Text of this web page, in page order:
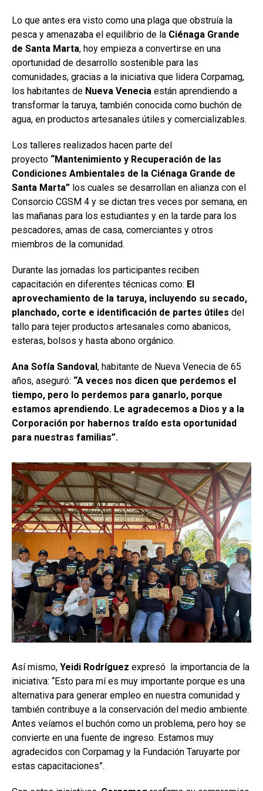
Lo que antes era visto como una plaga que obstruía la
pesca y amenazaba el equilibrio de la Ciénaga Grande
de Santa Marta, hoy empieza a convertirse en una
oportunidad de desarrollo sostenible para las
comunidades, gracias a la iniciativa que lidera Corpamag,
los habitantes de Nueva Venecia están aprendiendo a
transformar la taruya, también conocida como buchón de
agua, en productos artesanales útiles y comercializables.
Los talleres realizados hacen parte del
proyecto “Mantenimiento y Recuperación de las
Condiciones Ambientales de la Ciénaga Grande de
Santa Marta” los cuales se desarrollan en alianza con el
Consorcio CGSM 4 y se dictan tres veces por semana, en
las mañanas para los estudiantes y en la tarde para los
pescadores, amas de casa, comerciantes y otros
miembros de la comunidad.
Durante las jornadas los participantes reciben
capacitación en diferentes técnicas como: El
aprovechamiento de la taruya, incluyendo su secado,
planchado, corte e identificación de partes útiles del
tallo para tejer productos artesanales como abanicos,
esteras, bolsos y hasta abono orgánico.
Ana Sofía Sandoval, habitante de Nueva Venecia de 65
años, aseguró: “A veces nos dicen que perdemos el
tiempo, pero lo perdemos para ganarlo, porque
estamos aprendiendo. Le agradecemos a Dios y a la
Corporación por habernos traído esta oportunidad
para nuestras familias”.
Así mismo, Yeidi Rodríguez expresó la importancia de la
iniciativa: “Esto para mí es muy importante porque es una
alternativa para generar empleo en nuestra comunidad y
también contribuye a la conservación del medio ambiente.
Antes veíamos el buchón como un problema, pero hoy se
convierte en una fuente de ingreso. Estamos muy
agradecidos con Corpamag y la Fundación Taruyarte por
estas capacitaciones”.